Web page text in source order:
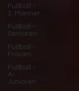
Fußball -
2. Männer
Fußball -
Senioren
Fußball -
Frauen
Fußball -
A-
Junioren